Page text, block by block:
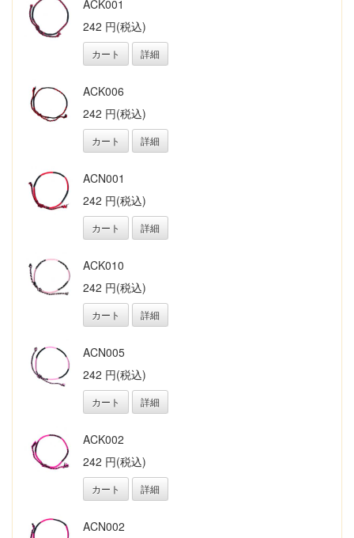
ACK001
242 円(税込)
カート 詳細
ACK006
242 円(税込)
カート 詳細
ACN001
242 円(税込)
カート 詳細
ACK010
242 円(税込)
カート 詳細
ACN005
242 円(税込)
カート 詳細
ACK002
242 円(税込)
カート 詳細
ACN002